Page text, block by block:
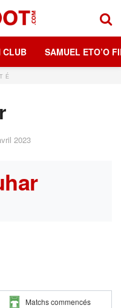
CLUB SAMUEL ETO’O
2023
Matchs commencés